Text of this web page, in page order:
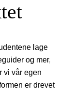
lage
og mer,
vi vår egen
er drevet